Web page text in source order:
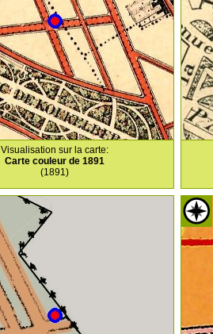
Visualisation sur la carte:
Carte couleur de 1891
(1891)